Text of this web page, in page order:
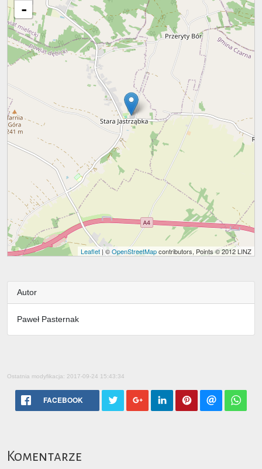
-
Leaflet | ©OpenStreetMapcontributors, Points © 2012 LINZ
Autor
Paweł Pasternak
Ostatnia modyfikacja: 2017-09-24 15:43:34
FACEBOOK
Komentarze